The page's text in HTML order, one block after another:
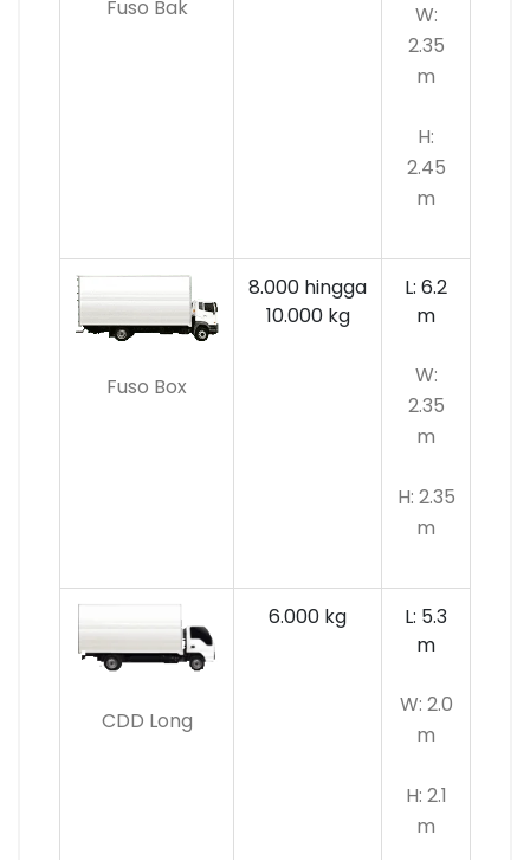
Fuso Bak
W:
2.35
m
H:
2.45
m
Fuso Box
8.000 hingga
10.000 kg
L: 6.2
m
W:
2.35
m
H: 2.35
m
CDD Long
6.000 kg
L: 5.3
m
W: 2.0
m
H: 2.1
m